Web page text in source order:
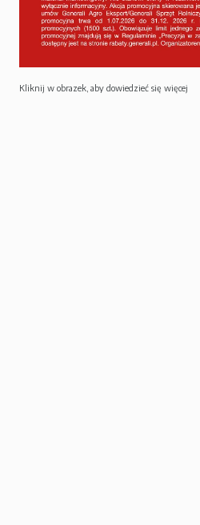
Kliknij w obrazek, aby dowiedzieć się więcej